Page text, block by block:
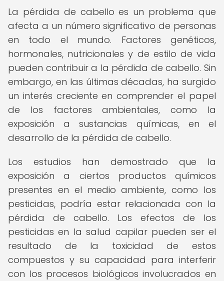
La pérdida de cabello es un problema que
afecta a un número significativo de personas
en todo el mundo. Factores genéticos,
hormonales, nutricionales y de estilo de vida
pueden contribuir a la pérdida de cabello. Sin
embargo, en las últimas décadas, ha surgido
un interés creciente en comprender el papel
de los factores ambientales, como la
exposición a sustancias químicas, en el
desarrollo de la pérdida de cabello.
Los estudios han demostrado que la
exposición a ciertos productos químicos
presentes en el medio ambiente, como los
pesticidas, podría estar relacionada con la
pérdida de cabello. Los efectos de los
pesticidas en la salud capilar pueden ser el
resultado de la toxicidad de estos
compuestos y su capacidad para interferir
con los procesos biológicos involucrados en